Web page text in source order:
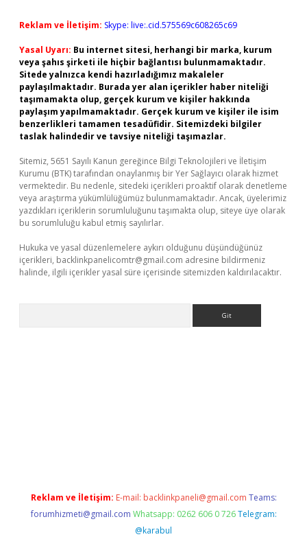
Reklam ve İletişim: Skype: live:.cid.575569c608265c69
Yasal Uyarı: Bu internet sitesi, herhangi bir marka, kurum
veya şahıs şirketi ile hiçbir bağlantısı bulunmamaktadır.
Sitede yalnızca kendi hazırladığımız makaleler
paylaşılmaktadır. Burada yer alan içerikler haber niteliği
taşımamakta olup, gerçek kurum ve kişiler hakkında
paylaşım yapılmamaktadır. Gerçek kurum ve kişiler ile isim
benzerlikleri tamamen tesadüfidir. Sitemizdeki bilgiler
taslak halindedir ve tavsiye niteliği taşımazlar.
Sitemiz, 5651 Sayılı Kanun gereğince Bilgi Teknolojileri ve İletişim
Kurumu (BTK) tarafından onaylanmış bir Yer Sağlayıcı olarak hizmet
vermektedir. Bu nedenle, sitedeki içerikleri proaktif olarak denetleme
veya araştırma yükümlülüğümüz bulunmamaktadır. Ancak, üyelerimiz
yazdıkları içeriklerin sorumluluğunu taşımakta olup, siteye üye olarak
bu sorumluluğu kabul etmiş sayılırlar.
Hukuka ve yasal düzenlemelere aykırı olduğunu düşündüğünüz
içerikleri, backlinkpanelicomtr@gmail.com adresine bildirmeniz
halinde, ilgili içerikler yasal süre içerisinde sitemizden kaldırılacaktır.
Reklam ve İletişim: E-mail: backlinkpaneli@gmail.com Teams:
forumhizmeti@gmail.com Whatsapp: 0262 606 0 726 Telegram:
@karabul